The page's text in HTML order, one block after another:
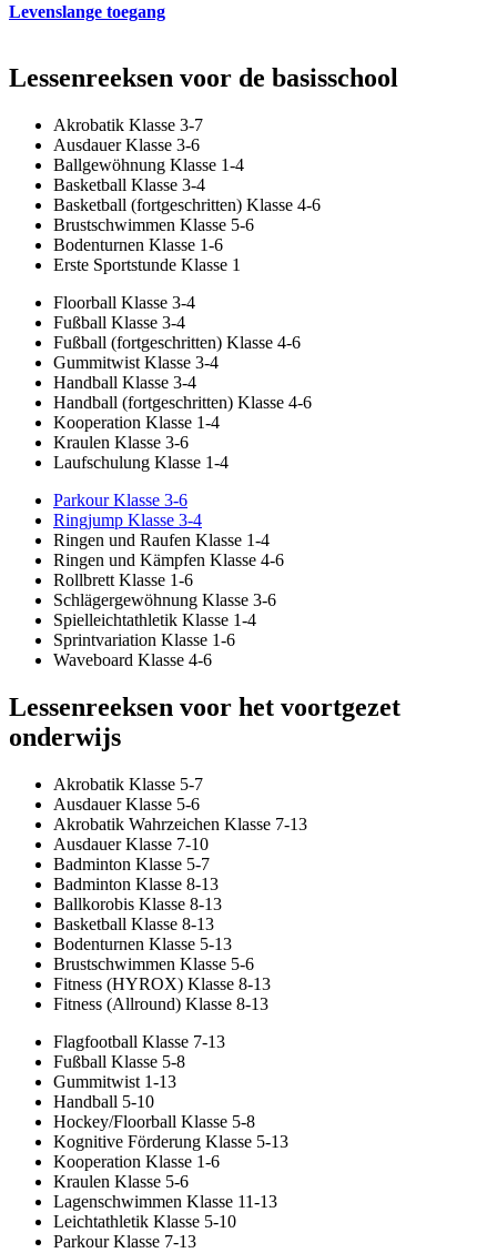
Levenslange toegang
Lessenreeksen voor de basisschool
Akrobatik Klasse 3-7
Ausdauer Klasse 3-6
Ballgewöhnung Klasse 1-4
Basketball Klasse 3-4
Basketball (fortgeschritten) Klasse 4-6
Brustschwimmen Klasse 5-6
Bodenturnen Klasse 1-6
Erste Sportstunde Klasse 1
Floorball Klasse 3-4
Fußball Klasse 3-4
Fußball (fortgeschritten) Klasse 4-6
Gummitwist Klasse 3-4
Handball Klasse 3-4
Handball (fortgeschritten) Klasse 4-6
Kooperation Klasse 1-4
Kraulen Klasse 3-6
Laufschulung Klasse 1-4
Parkour Klasse 3-6
Ringjump Klasse 3-4
Ringen und Raufen Klasse 1-4
Ringen und Kämpfen Klasse 4-6
Rollbrett Klasse 1-6
Schlägergewöhnung Klasse 3-6
Spielleichtathletik Klasse 1-4
Sprintvariation Klasse 1-6
Waveboard Klasse 4-6
Lessenreeksen voor het voortgezet
onderwijs
Akrobatik Klasse 5-7
Ausdauer Klasse 5-6
Akrobatik Wahrzeichen Klasse 7-13
Ausdauer Klasse 7-10
Badminton Klasse 5-7
Badminton Klasse 8-13
Ballkorobis Klasse 8-13
Basketball Klasse 8-13
Bodenturnen Klasse 5-13
Brustschwimmen Klasse 5-6
Fitness (HYROX) Klasse 8-13
Fitness (Allround) Klasse 8-13
Flagfootball Klasse 7-13
Fußball Klasse 5-8
Gummitwist 1-13
Handball 5-10
Hockey/Floorball Klasse 5-8
Kognitive Förderung Klasse 5-13
Kooperation Klasse 1-6
Kraulen Klasse 5-6
Lagenschwimmen Klasse 11-13
Leichtathletik Klasse 5-10
Parkour Klasse 7-13